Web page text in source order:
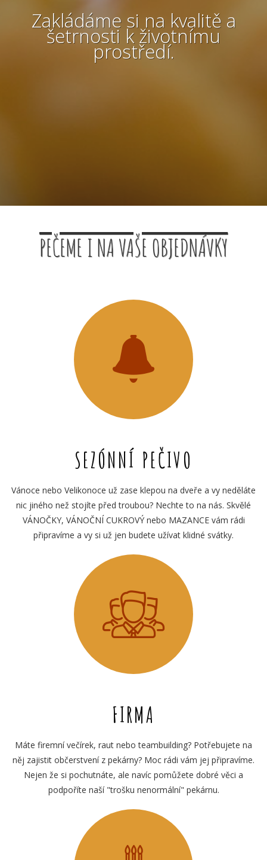
Zakládáme si na kvalitě a
šetrnosti k životnímu
prostředí.
PEČEME I NA VAŠE OBJEDNÁVKY
SEZÓNNÍ PEČIVO
Vánoce nebo Velikonoce už zase klepou na dveře a vy neděláte
nic jiného než stojíte před troubou? Nechte to na nás. Skvělé
VÁNOČKY, VÁNOČNÍ CUKROVÝ nebo MAZANCE vám rádi
připravíme a vy si už jen budete užívat klidné svátky.
FIRMA
Máte firemní večírek, raut nebo teambuilding? Potřebujete na
něj zajistit občerstvení z pekárny? Moc rádi vám jej připravíme.
Nejen že si pochutnáte, ale navíc pomůžete dobré věci a
podpoříte naší "trošku nenormální" pekárnu.